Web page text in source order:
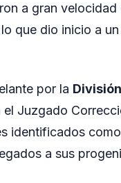
a gran
que dio inicio a
por la
Juzgado
identificados
a sus